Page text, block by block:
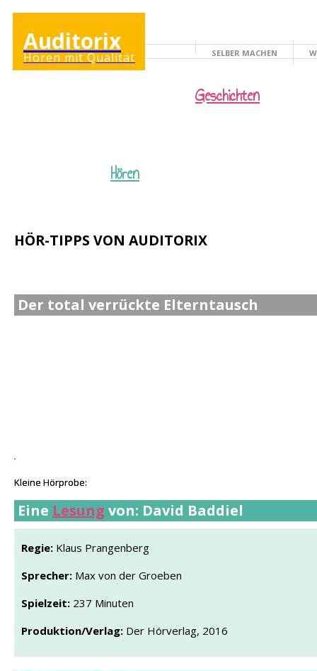
Auditorix
Hören mit Qualität KINDERSEITE
SELBER MACHEN
Hören
Geschichten
HÖR-TIPPS VON AUDITORIX
Der total verrückte Elterntausch
Kleine Hörprobe:
Kleine Hörprobe:
Eine Lesung von: David Baddiel
Regie: Klaus Prangenberg
Sprecher: Max von der Groeben
Spielzeit: 237 Minuten
Produktion/Verlag: Der Hörverlag, 2016